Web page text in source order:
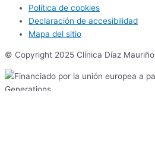
Política de cookies
Declaración de accesibilidad
Mapa del sitio
© Copyright 2025 Clínica Díaz Mauriño